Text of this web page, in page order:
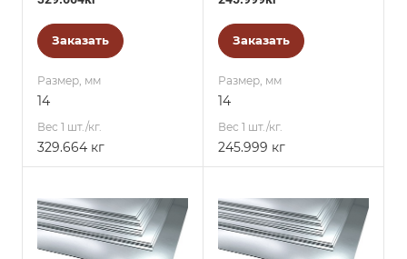
Заказать
Размер, мм
14
Вес 1 шт./кг.
329.664 кг
Заказать
Размер, мм
14
Вес 1 шт./кг.
245.999 кг